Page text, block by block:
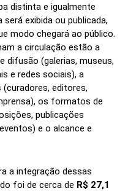
distinta e igualmente
exibida ou publicada,
modo chegará ao público.
a circulação estão a
difusão (galerias, museus,
e redes sociais), a
(curadores, editores,
os formatos de
publicações
e o alcance e
a integração dessas
foi de cerca de R$ 27,1